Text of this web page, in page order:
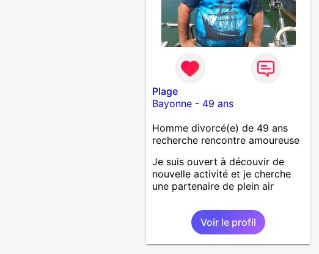
Plage
Bayonne- 49 ans
Homme divorcé(e) de 49 ans
recherche rencontre amoureuse
Je suis ouvert à découvir de
nouvelle activité et je cherche
une partenaire de plein air
Voir le profil